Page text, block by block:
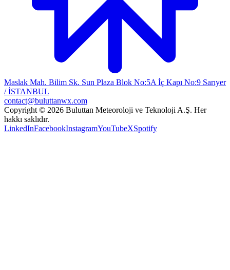
Maslak Mah. Bilim Sk. Sun Plaza Blok No:5A İç Kapı No:9 Sarıyer
/ İSTANBUL
contact@buluttanwx.com
Copyright © 2026 Buluttan Meteoroloji ve Teknoloji A.Ş. Her
hakkı saklıdır.
LinkedInFacebookInstagramYouTubeXSpotify